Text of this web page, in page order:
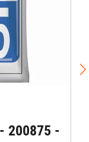
200875 -